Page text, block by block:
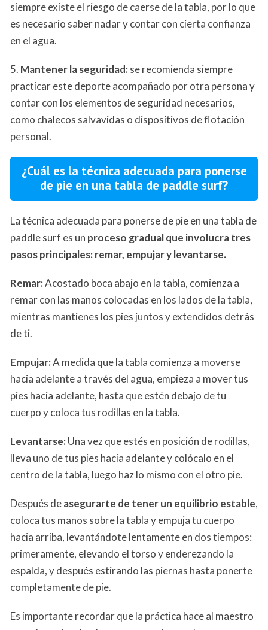
siempre existe el riesgo de caerse de la tabla, por lo que
es necesario saber nadar y contar con cierta confianza
en el agua.
5. Mantener la seguridad:se recomienda siempre
practicar este deporte acompañado por otra persona y
contar con los elementos de seguridad necesarios,
como chalecos salvavidas o dispositivos de flotación
personal.
¿Cuál es la técnica adecuada para ponerse
de pie en una tabla de paddle surf?
La técnica adecuada para ponerse de pie en una tabla de
paddle surf es un proceso gradual que involucra tres
pasos principales: remar, empujar y levantarse.
Remar:Acostado boca abajo en la tabla, comienza a
remar con las manos colocadas en los lados de la tabla,
mientras mantienes los pies juntos y extendidos detrás
de ti.
Empujar:A medida que la tabla comienza a moverse
hacia adelante a través del agua, empieza a mover tus
pies hacia adelante, hasta que estén debajo de tu
cuerpo y coloca tus rodillas en la tabla.
Levantarse:Una vez que estés en posición de rodillas,
lleva uno de tus pies hacia adelante y colócalo en el
centro de la tabla, luego haz lo mismo con el otro pie.
Después deasegurarte de tener un equilibrio estable,
coloca tus manos sobre la tabla y empuja tu cuerpo
hacia arriba, levantándote lentamente en dos tiempos:
primeramente, elevando el torso y enderezando la
espalda, y después estirando las piernas hasta ponerte
completamente de pie.
Es importante recordar que la práctica hace al maestro